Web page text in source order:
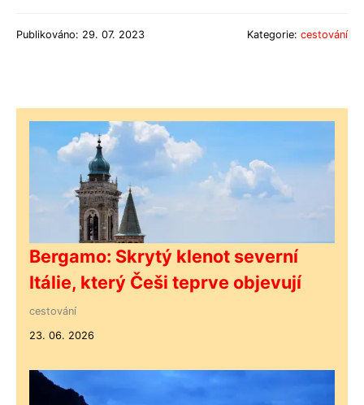
Publikováno: 29. 07. 2023 Kategorie: cestování
Bergamo: Skrytý klenot severní
Itálie, který Češi teprve objevují
cestování
23. 06. 2026